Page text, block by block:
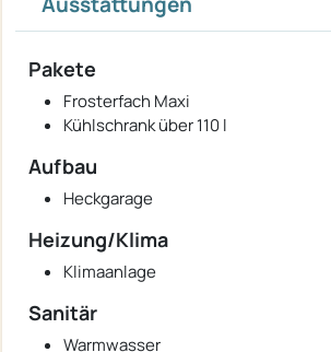
Pakete
Frosterfach Maxi
Kühlschrank über 110 l
Aufbau
Heckgarage
Heizung/Klima
Klimaanlage
Sanitär
Warmwasser